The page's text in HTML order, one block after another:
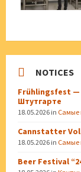
NOTICES
Frühlingsfest —
Штутгарте
18.05.2026 in Самые
Cannstatter
18.05.2026 in Самые
Beer Festival